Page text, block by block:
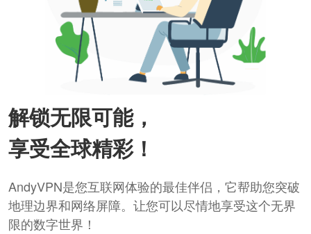
解锁无限可能，
享受全球精彩！
AndyVPN是您互联网体验的最佳伴侣，它帮助您突破
地理边界和网络屏障。让您可以尽情地享受这个无界
限的数字世界！